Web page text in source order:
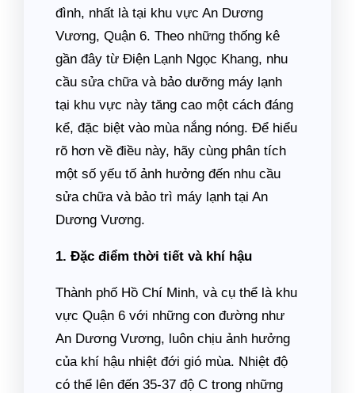
đình, nhất là tại khu vực An Dương
Vương, Quận 6. Theo những thống kê
gần đây từ Điện Lạnh Ngọc Khang, nhu
cầu sửa chữa và bảo dưỡng máy lạnh
tại khu vực này tăng cao một cách đáng
kể, đặc biệt vào mùa nắng nóng. Để hiểu
rõ hơn về điều này, hãy cùng phân tích
một số yếu tố ảnh hưởng đến nhu cầu
sửa chữa và bảo trì máy lạnh tại An
Dương Vương.
1. Đặc điểm thời tiết và khí hậu
Thành phố Hồ Chí Minh, và cụ thể là khu
vực Quận 6 với những con đường như
An Dương Vương, luôn chịu ảnh hưởng
của khí hậu nhiệt đới gió mùa. Nhiệt độ
có thể lên đến 35-37 độ C trong những